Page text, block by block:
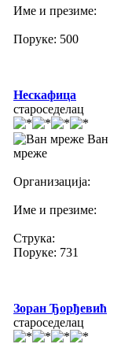
Име и презиме:
Поруке: 500
Нескафица
староседелац
Ван
мреже
Организација:
Име и презиме:
Струка:
Поруке: 731
Зоран Ђорђевић
староседелац